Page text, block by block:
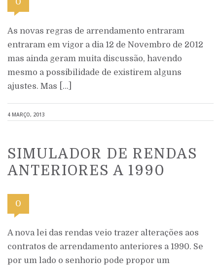
As novas regras de arrendamento entraram
entraram em vigor a dia 12 de Novembro de 2012
mas ainda geram muita discussão, havendo
mesmo a possibilidade de existirem alguns
ajustes. Mas […]
4 MARÇO, 2013
SIMULADOR DE RENDAS
ANTERIORES A 1990
0
A nova lei das rendas veio trazer alterações aos
contratos de arrendamento anteriores a 1990. Se
por um lado o senhorio pode propor um